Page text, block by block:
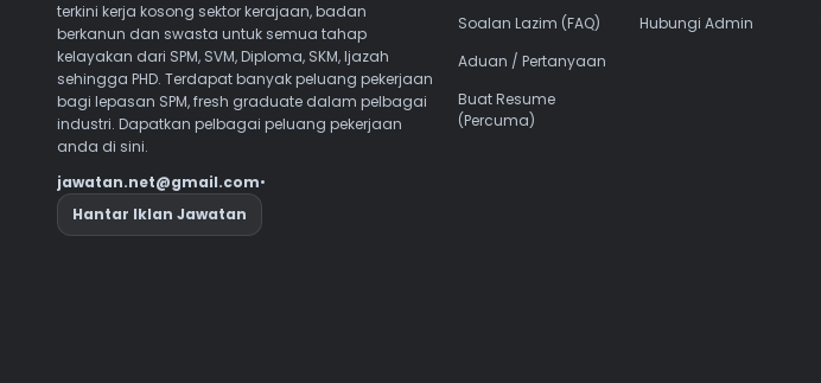
terkini kerja kosong sektor kerajaan, badan
berkanun dan swasta untuk semua tahap
kelayakan dari SPM, SVM, Diploma, SKM, Ijazah
sehingga PHD. Terdapat banyak peluang pekerjaan
bagi lepasan SPM, fresh graduate dalam pelbagai
industri. Dapatkan pelbagai peluang pekerjaan
anda di sini.
jawatan.net@gmail.com•
Hantar Iklan Jawatan
Soalan Lazim (FAQ)
Aduan / Pertanyaan
Buat Resume
(Percuma)
Hubungi Admin